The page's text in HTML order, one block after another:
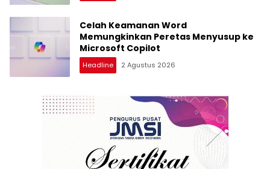
Celah Keamanan Word
Memungkinkan Peretas Menyusup ke
Microsoft Copilot
Headline 2 Agustus 2026